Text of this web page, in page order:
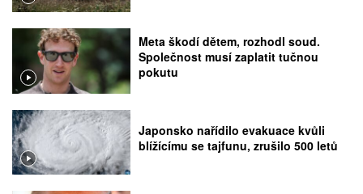
Meta škodí dětem, rozhodl soud.
Společnost musí zaplatit tučnou
pokutu
Japonsko nařídilo evakuace kvůli
blížícímu se tajfunu, zrušilo 500 letů